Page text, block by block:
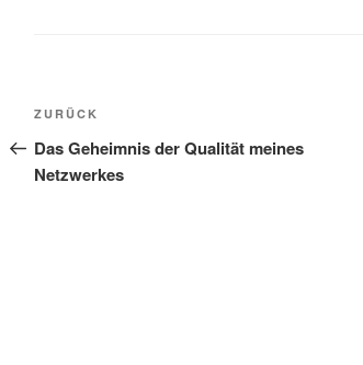
Beitragsnavigation
Vorheriger
Beitrag
ZURÜCK
Das Geheimnis der Qualität meines
Netzwerkes